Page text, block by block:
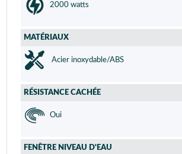
2000 watts
MATÉRIAUX
Acier inoxydable/ABS
RÉSISTANCE CACHÉE
Oui
FENÊTRE NIVEAU D'EAU